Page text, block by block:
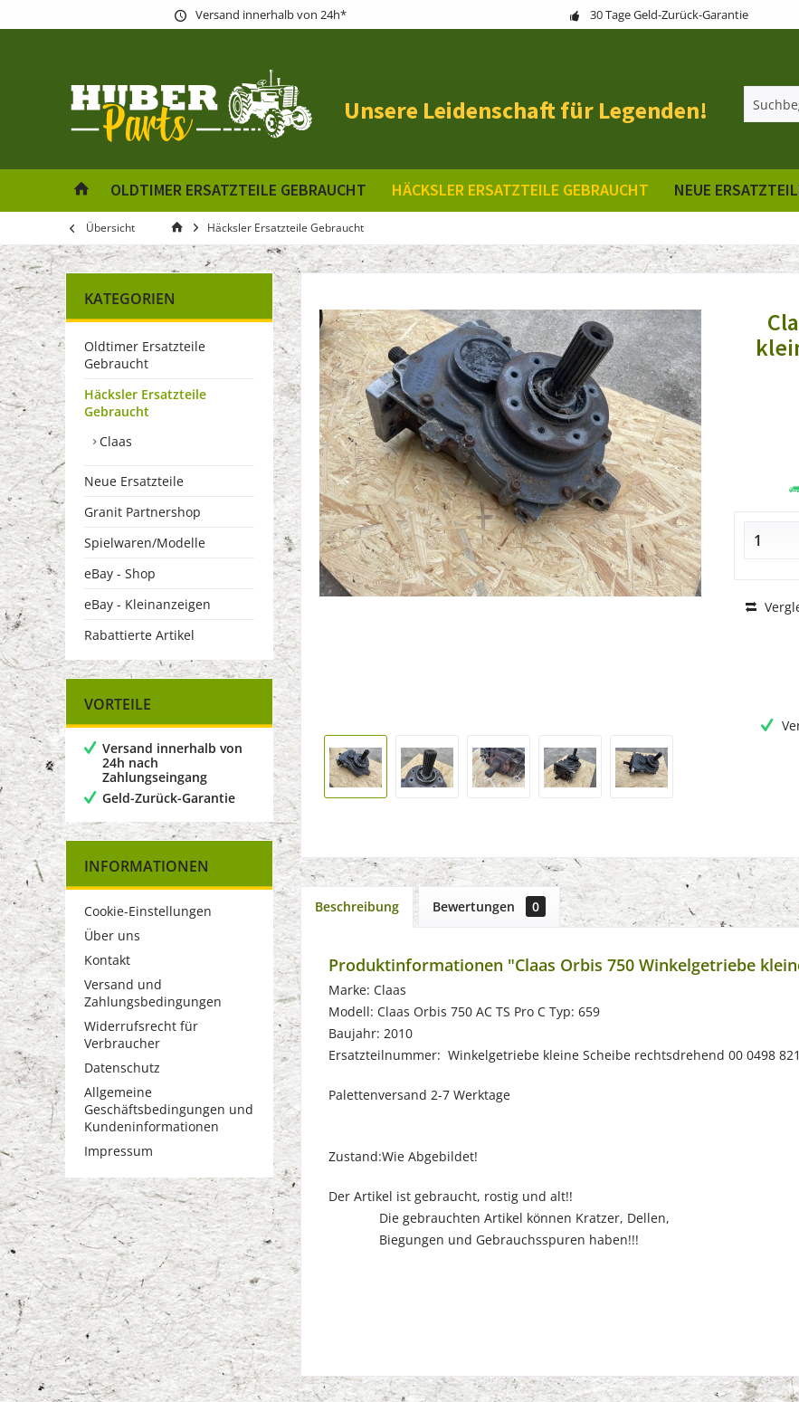
Versand innerhalb von 24h* 30 Tage Geld-Zurück-Garantie
Unsere Leidenschaft für Legenden!
OLDTIMER ERSATZTEILE GEBRAUCHT HÄCKSLER ERSATZTEILE GEBRAUCHT NEUE
Übersicht Häcksler Ersatzteile Gebraucht
KATEGORIEN
Oldtimer Ersatzteile
Gebraucht
Häcksler Ersatzteile
Gebraucht
Claas
Neue Ersatzteile
Granit Partnershop
Spielwaren/Modelle
eBay - Shop
eBay - Kleinanzeigen
Rabattierte Artikel
VORTEILE
Versand innerhalb von
24h nach
Zahlungseingang
Geld-Zurück-Garantie
INFORMATIONEN
Cookie-Einstellungen
Über uns
Kontakt
Versand und
Zahlungsbedingungen
Widerrufsrecht für
Verbraucher
Datenschutz
Allgemeine
Geschäftsbedingungen und
Kundeninformationen
Impressum
Beschreibung Bewertungen 0
Produktinformationen "Claas Orbis 750 Winkelgetriebe
Marke: Claas
Modell: Claas Orbis 750 AC TS Pro C Typ: 659
Baujahr: 2010
Ersatzteilnummer: Winkelgetriebe kleine Scheibe rechtsdrehend 00 0498
Palettenversand 2-7 Werktage
Zustand:Wie Abgebildet!
Der Artikel ist gebraucht, rostig und alt!!
Die gebrauchten Artikel können Kratzer, Dellen,
Biegungen und Gebrauchsspuren haben!!!